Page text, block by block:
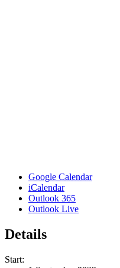
Google Calendar
iCalendar
Outlook 365
Outlook Live
Details
Start: